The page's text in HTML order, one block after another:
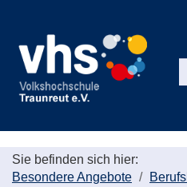
Sie befinden sich hier:
Besondere Angebote